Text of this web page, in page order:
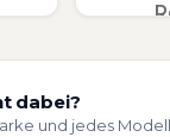
dabei?
und jedes